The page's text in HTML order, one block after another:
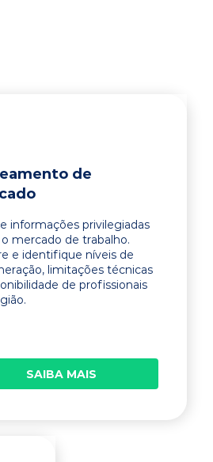
de
informações privilegiadas
mercado de trabalho.
e identifique níveis de
limitações técnicas
de profissionais
SAIBA MAIS